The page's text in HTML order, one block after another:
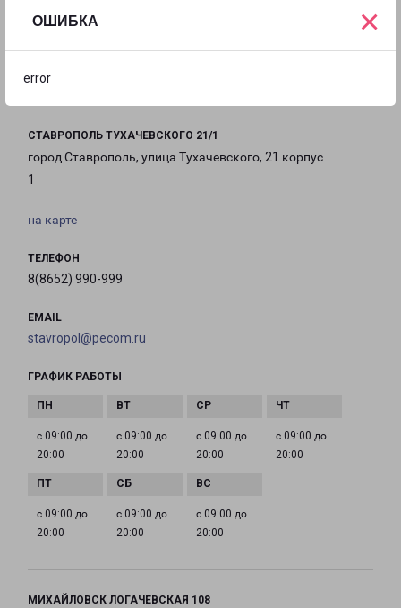
ОШИБКА
error
×
с 09:00 до
с 09:00 до
с 09:00 до
СТАВРОПОЛЬ ТУХАЧЕВСКОГО 21/1
город Ставрополь, улица Тухачевского, 21 корпус
1
на карте
ТЕЛЕФОН
8(8652) 990-999
EMAIL
stavropol@pecom.ru
ГРАФИК РАБОТЫ
с 09:00 до
20:00
с 09:00 до
20:00
с 09:00 до
20:00
с 09:00 до
20:00
с 09:00 до
20:00
с 09:00 до
20:00
с 09:00 до
20:00
МИХАЙЛОВСК ЛОГАЧЕВСКАЯ 108